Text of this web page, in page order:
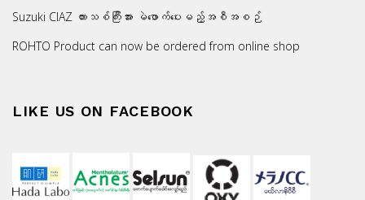
Suzuki CIAZ ကားသစ်ကြီးအား မဲဖောက်ပေးမည့်အစီအစဉ်
ROHTO Product can now be ordered from online shop
LIKE US ON FACEBOOK